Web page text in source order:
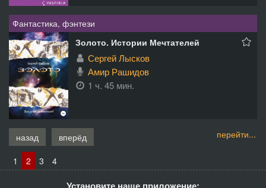
Фантастика, фэнтези
Золото. Истории Мечтателей
Сергей Лысков
Амир Рашидов
1 ч. 45 мин.
перейти...
назад
вперёд
1
2 3 4